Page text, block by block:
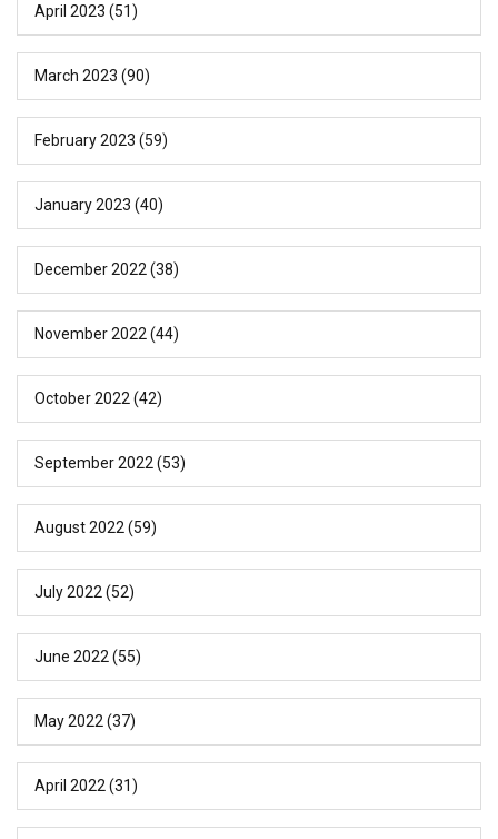
April 2023 (51)
March 2023 (90)
February 2023 (59)
January 2023 (40)
December 2022 (38)
November 2022 (44)
October 2022 (42)
September 2022 (53)
August 2022 (59)
July 2022 (52)
June 2022 (55)
May 2022 (37)
April 2022 (31)